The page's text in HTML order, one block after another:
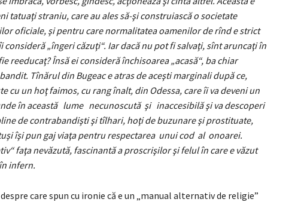
tatuaţi straniu, care au ales să-şi construiască o societate
oficiale, şi pentru care normalitatea oamenilor de rînd e strict
consideră „îngeri căzuţi“. Iar dacă nu pot fi salvaţi, sînt aruncaţi în
reeducaţ? Însă ei consideră închisoarea „acasă“, ba chiar
Tînărul din Bugeac e atras de aceşti marginali după ce,
cu un hoţ faimos, cu rang înalt, din Odessa, care îi va deveni un
în această lume necunoscută şi inaccesibilă şi va descoperi
de contrabandişti şi tîlhari, hoţi de buzunare şi prostituate,
îşi pun gaj viaţa pentru respectarea unui cod al onoarei.
faţa nevăzută, fascinantă a proscrişilor şi felul în care e văzut
infern.
care spun cu ironie că e un „manual alternativ de religie”